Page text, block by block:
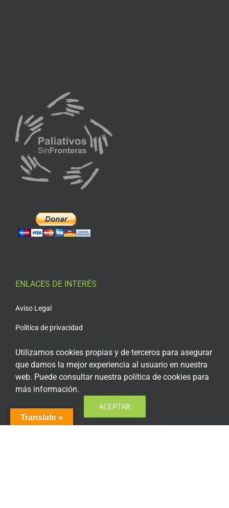
ENLACES DE INTERÉS
Aviso Legal
Política de privacidad
Política de cookies
Condiciones generales de contratación
Acceso plataforma de teleformación
Translate »
Utilizamos cookies propias y de terceros para asegurar
que damos la mejor experiencia al usuario en nuestra
web. Puede consultar nuestra política de cookies para
más información.
ACEPTAR